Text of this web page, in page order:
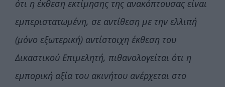
ότι η έκθεση εκτίμησης της ανακόπτουσας είναι
εμπεριστατωμένη, σε αντίθεση με την ελλιπή
(μόνο εξωτερική) αντίστοιχη έκθεση του
Δικαστικού Επιμελητή, πιθανολογείται ότι η
εμπορική αξία του ακινήτου ανέρχεται στο